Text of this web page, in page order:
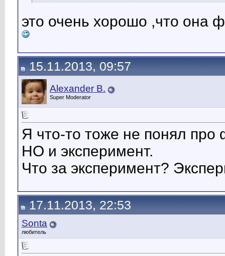
это очень хорошо ,что она
15.11.2013, 09:57
Alexander B.
Super Moderator
Я что-то тоже не понял
НО и эксперимент.
Что за эксперимент?
17.11.2013, 22:53
Sonta
любитель